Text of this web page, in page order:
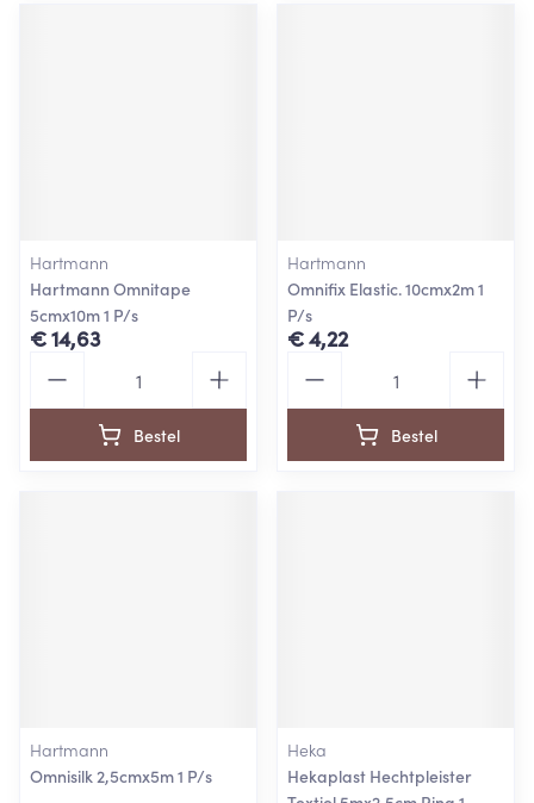
Hartmann
Hartmann Omnitape
5cmx10m 1 P/s
€ 14,63
Bestel
Hartmann
Omnifix Elastic. 10cmx2m 1
P/s
€ 4,22
Bestel
Hartmann
Omnisilk 2,5cmx5m 1 P/s
Heka
Hekaplast Hechtpleister